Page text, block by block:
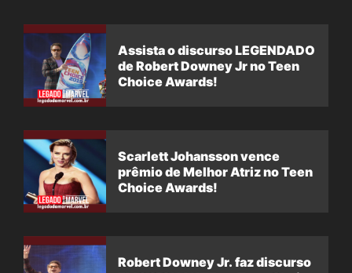
Assista o discurso LEGENDADO
de Robert Downey Jr no Teen
Choice Awards!
Scarlett Johansson vence
prêmio de Melhor Atriz no Teen
Choice Awards!
Robert Downey Jr. faz discurso